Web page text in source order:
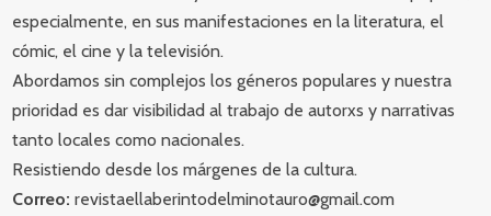
especialmente, en sus manifestaciones en la literatura, el
cómic, el cine y la televisión.
Abordamos sin complejos los géneros populares y nuestra
prioridad es dar visibilidad al trabajo de autorxs y narrativas
tanto locales como nacionales.
Resistiendo desde los márgenes de la cultura.
Correo: revistaellaberintodelminotauro@gmail.com